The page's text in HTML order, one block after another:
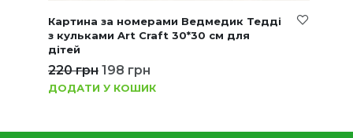
Картина за номерами Ведмедик Тедді
з кульками Art Craft 30*30 см для
дітей
220грн 198 грн
ДОДАТИ У КОШИК